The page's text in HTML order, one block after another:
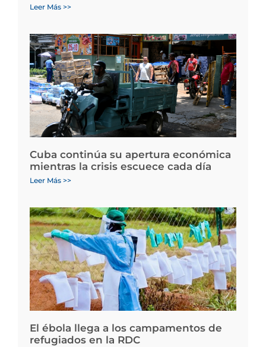
Leer Más >>
Cuba continúa su apertura económica
mientras la crisis escuece cada día
Leer Más >>
El ébola llega a los campamentos de
refugiados en la RDC